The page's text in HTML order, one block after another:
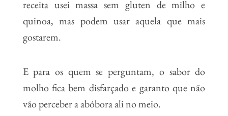
receita usei massa sem gluten de milho e
quinoa, mas podem usar aquela que mais
gostarem.
E para os quem se perguntam, o sabor do
molho fica bem disfarçado e garanto que não
vão perceber a abóbora ali no meio.